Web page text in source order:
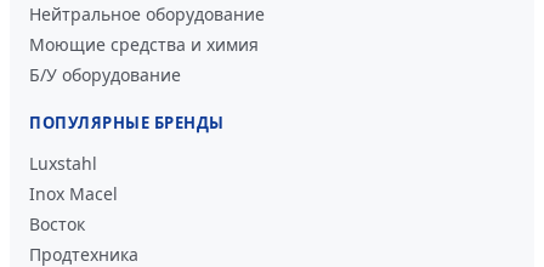
Нейтральное оборудование
Моющие средства и химия
Б/У оборудование
ПОПУЛЯРНЫЕ БРЕНДЫ
Luxstahl
Inox Macel
Восток
Продтехника